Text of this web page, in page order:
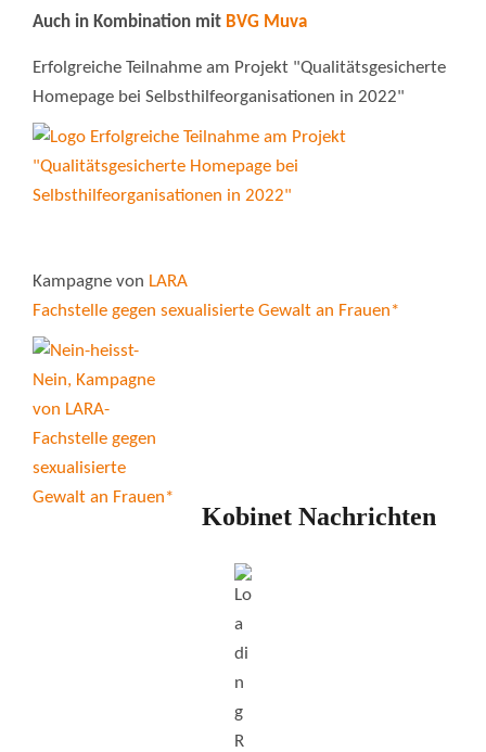
Auch in Kombination mit BVG Muva
Erfolgreiche Teilnahme am Projekt "Qualitätsgesicherte
Homepage bei Selbsthilfeorganisationen in 2022"
Kampagne von LARA
Fachstelle gegen sexualisierte Gewalt an Frauen*
Kobinet Nachrichten